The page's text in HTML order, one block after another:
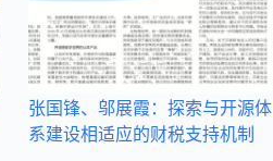
张国锋、邬展霞：探索与开源体
系建设相适应的财税支持机制